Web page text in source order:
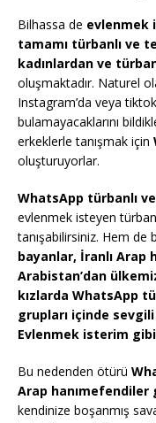
Bilhassa de evlenmek
tamamı türbanlı ve
kadınlardan ve
oluşmaktadır. Naturel
Instagram’da veya
bulamayacaklarını
erkeklerle tanışmak için
oluşturuyorlar.
WhatsApp türbanlı
evlenmek isteyen
tanışabilirsiniz. Hem de
bayanlar, İranlı Arap
Arabistan’dan
kızlarda WhatsApp
grupları içinde
Evlenmek isterim
Bu nedenden ötürü
Arap hanımefendiler
kendinize boşanmış